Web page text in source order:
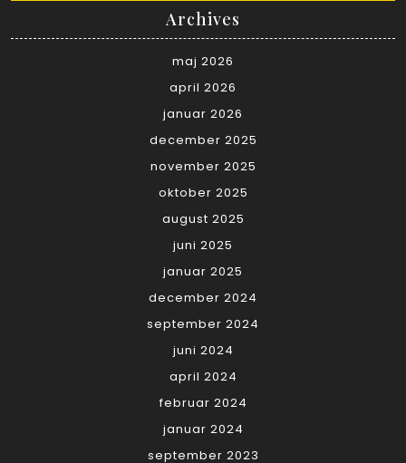
Archives
maj 2026
april 2026
januar 2026
december 2025
november 2025
oktober 2025
august 2025
juni 2025
januar 2025
december 2024
september 2024
juni 2024
april 2024
februar 2024
januar 2024
september 2023